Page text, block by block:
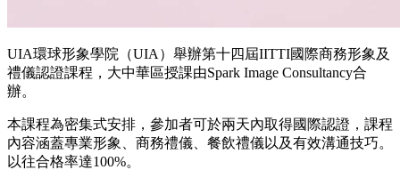
UIA環球形象學院（UIA）舉辦第十四屆IITTI國際商務形象及
禮儀認證課程，大中華區授課由Spark Image Consultancy合
辦。
本課程為密集式安排，參加者可於兩天內取得國際認證，課程
內容涵蓋專業形象、商務禮儀、餐飲禮儀以及有效溝通技巧。
以往合格率達100%。